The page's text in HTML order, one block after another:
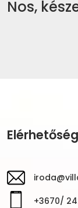
Nos,
+3670/